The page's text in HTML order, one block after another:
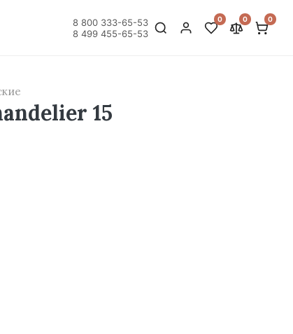
8 800 333-65-53
8 499 455-65-53
0 0 0
15